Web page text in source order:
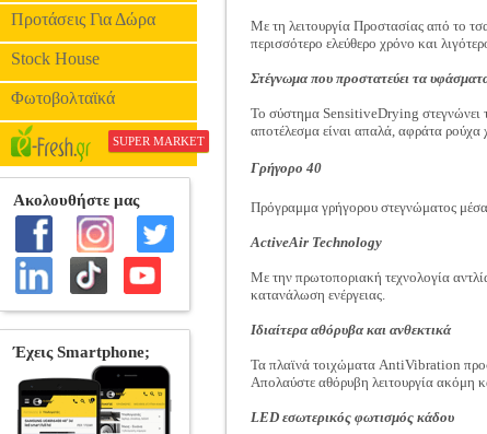
Προτάσεις Για Δώρα
Stock House
Φωτοβολταϊκά
SUPER MARKET
Με τη λειτουργία Προστασίας από το
περισσότερο ελεύθερο χρόνο και
Στέγνωμα που προστατεύει τα
Το σύστημα SensitiveDrying στεγνώνει
αποτέλεσμα είναι απαλά, αφράτα ρούχα
Γρήγορο 40
Πρόγραμμα γρήγορου στεγνώματος
ActiveAir Technology
Με την πρωτοποριακή τεχνολογία
κατανάλωση ενέργειας.
Ιδιαίτερα αθόρυβα και ανθεκτικά
Τα πλαϊνά τοιχώματα AntiVibration
Απολαύστε αθόρυβη λειτουργία ακόμη
LED εσωτερικός φωτισμός κάδου